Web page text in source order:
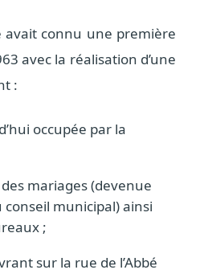
avait connu une première
avec la réalisation d’une
:
occupée par la
des mariages (devenue
conseil municipal) ainsi
;
sur la rue de l’Abbé